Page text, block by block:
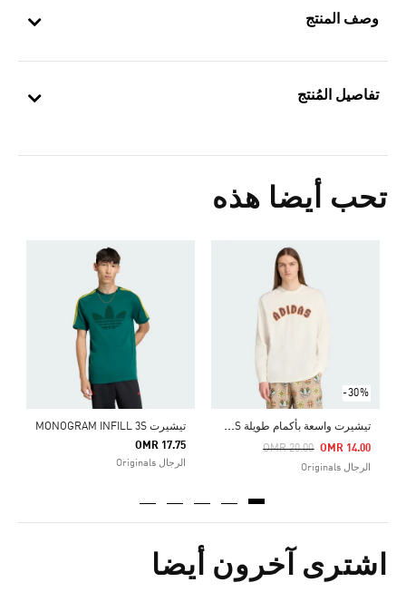
وصف المنتج
تفاصيل المُنتج
تحب أيضا هذه
-30%
ت
يشيرت واسعة بأكمام طويلة TILES
Price Reduced From
OMR 20.00
To OMR 14.00
الرجال Originals
تيشيرت MONOGRAM INFILL 3S
OMR 17.75
الرجال Originals
Price Reduced From
اشترى آخرون أيضا